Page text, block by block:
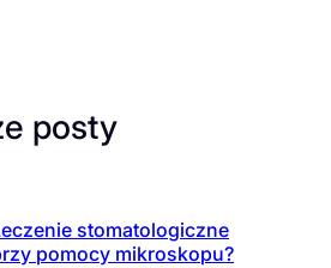
posty
stomatologiczne
pomocy mikroskopu?